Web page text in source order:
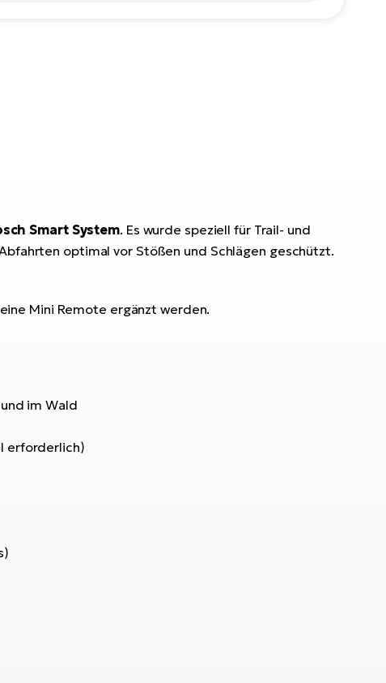
Smart System. Es wurde speziell für Trail- und
optimal vor Stößen und Schlägen geschützt.
Mini Remote ergänzt werden.
im Wald
erforderlich)